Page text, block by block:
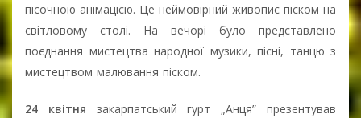
пісочною анімацією. Це неймовірний живопис піском на
світловому столі. На вечорі було представлено
поєднання мистецтва народної музики, пісні, танцю з
мистецтвом малювання піском.
24 квітня закарпатський гурт „Анця” презентував